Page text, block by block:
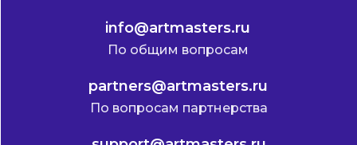
partners@artmasters.ru
По вопросам партнерства
info@artmasters.ru
По общим вопросам